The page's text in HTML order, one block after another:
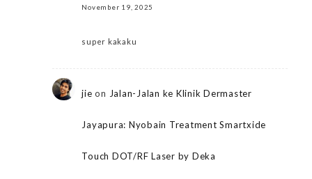
November 19, 2025
super kakaku
jie on Jalan-Jalan ke Klinik Dermaster
Jayapura: Nyobain Treatment Smartxide
Touch DOT/RF Laser by Deka